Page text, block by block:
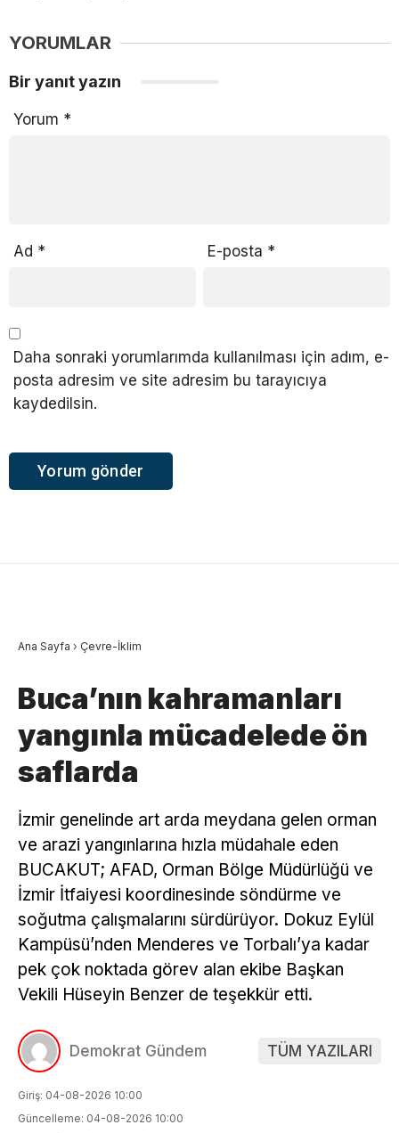
YORUMLAR
Bir yanıt yazın
Yorum *
Ad * E-posta *
Daha sonraki yorumlarımda kullanılması için adım, e-
posta adresim ve site adresim bu tarayıcıya
kaydedilsin.
Ana Sayfa › Çevre-İklim
Buca’nın kahramanları
yangınla mücadelede ön
saflarda
İzmir genelinde art arda meydana gelen orman
ve arazi yangınlarına hızla müdahale eden
BUCAKUT; AFAD, Orman Bölge Müdürlüğü ve
İzmir İtfaiyesi koordinesinde söndürme ve
soğutma çalışmalarını sürdürüyor. Dokuz Eylül
Kampüsü’nden Menderes ve Torbalı’ya kadar
pek çok noktada görev alan ekibe Başkan
Vekili Hüseyin Benzer de teşekkür etti.
Demokrat Gündem TÜM YAZILARI
Giriş: 04-08-2026 10:00
Güncelleme: 04-08-2026 10:00